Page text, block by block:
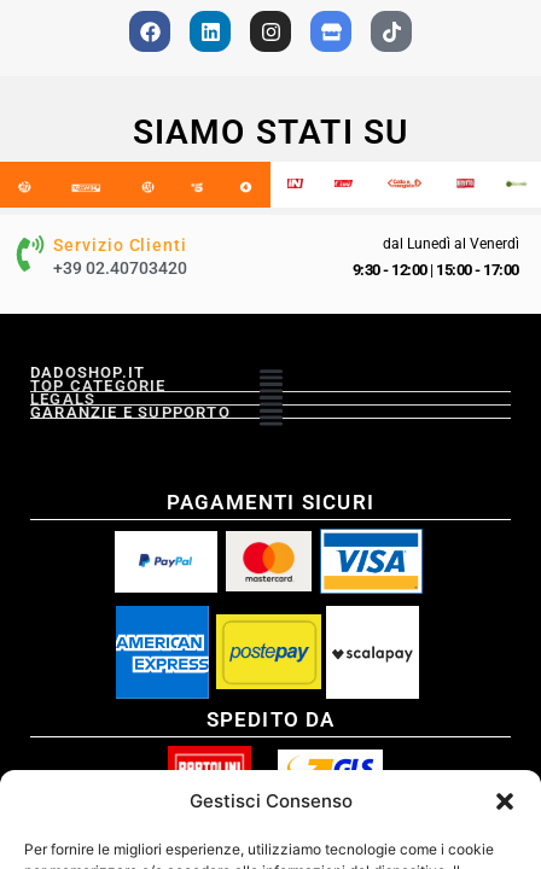
Gestisci Consenso
Per fornire le migliori esperienze, utilizziamo tecnologie come i cookie
SIAMO STATI SU
Servizio Clienti
+39 02.40703420
dal Lunedì al Venerdì
9:30 - 12:00| 15:00 - 17:00
DADOSHOP.IT
TOP CATEGORIE
LEGALS
GARANZIE E SUPPORTO
PAGAMENTI SICURI
SPEDITO DA